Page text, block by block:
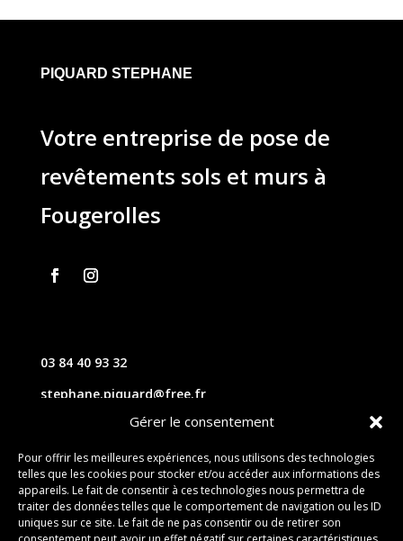
Gérer le consentement
Pour offrir les meilleures expériences, nous utilisons des technologies
telles que les cookies pour stocker et/ou accéder aux informations des
appareils. Le fait de consentir à ces technologies nous permettra de
traiter des données telles que le comportement de navigation ou les ID
uniques sur ce site. Le fait de ne pas consentir ou de retirer son
PIQUARD STEPHANE
Votre entreprise de pose de
revêtements sols et murs à
Fougerolles
03 84 40 93 32
stephane.piquard@free.fr
61 les chavannes – 70220 FOUGEROLLES
Contact